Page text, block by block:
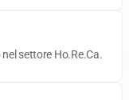
settore Ho.Re.Ca.